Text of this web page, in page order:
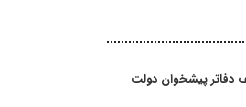
دفاتر پیشخوان دولت